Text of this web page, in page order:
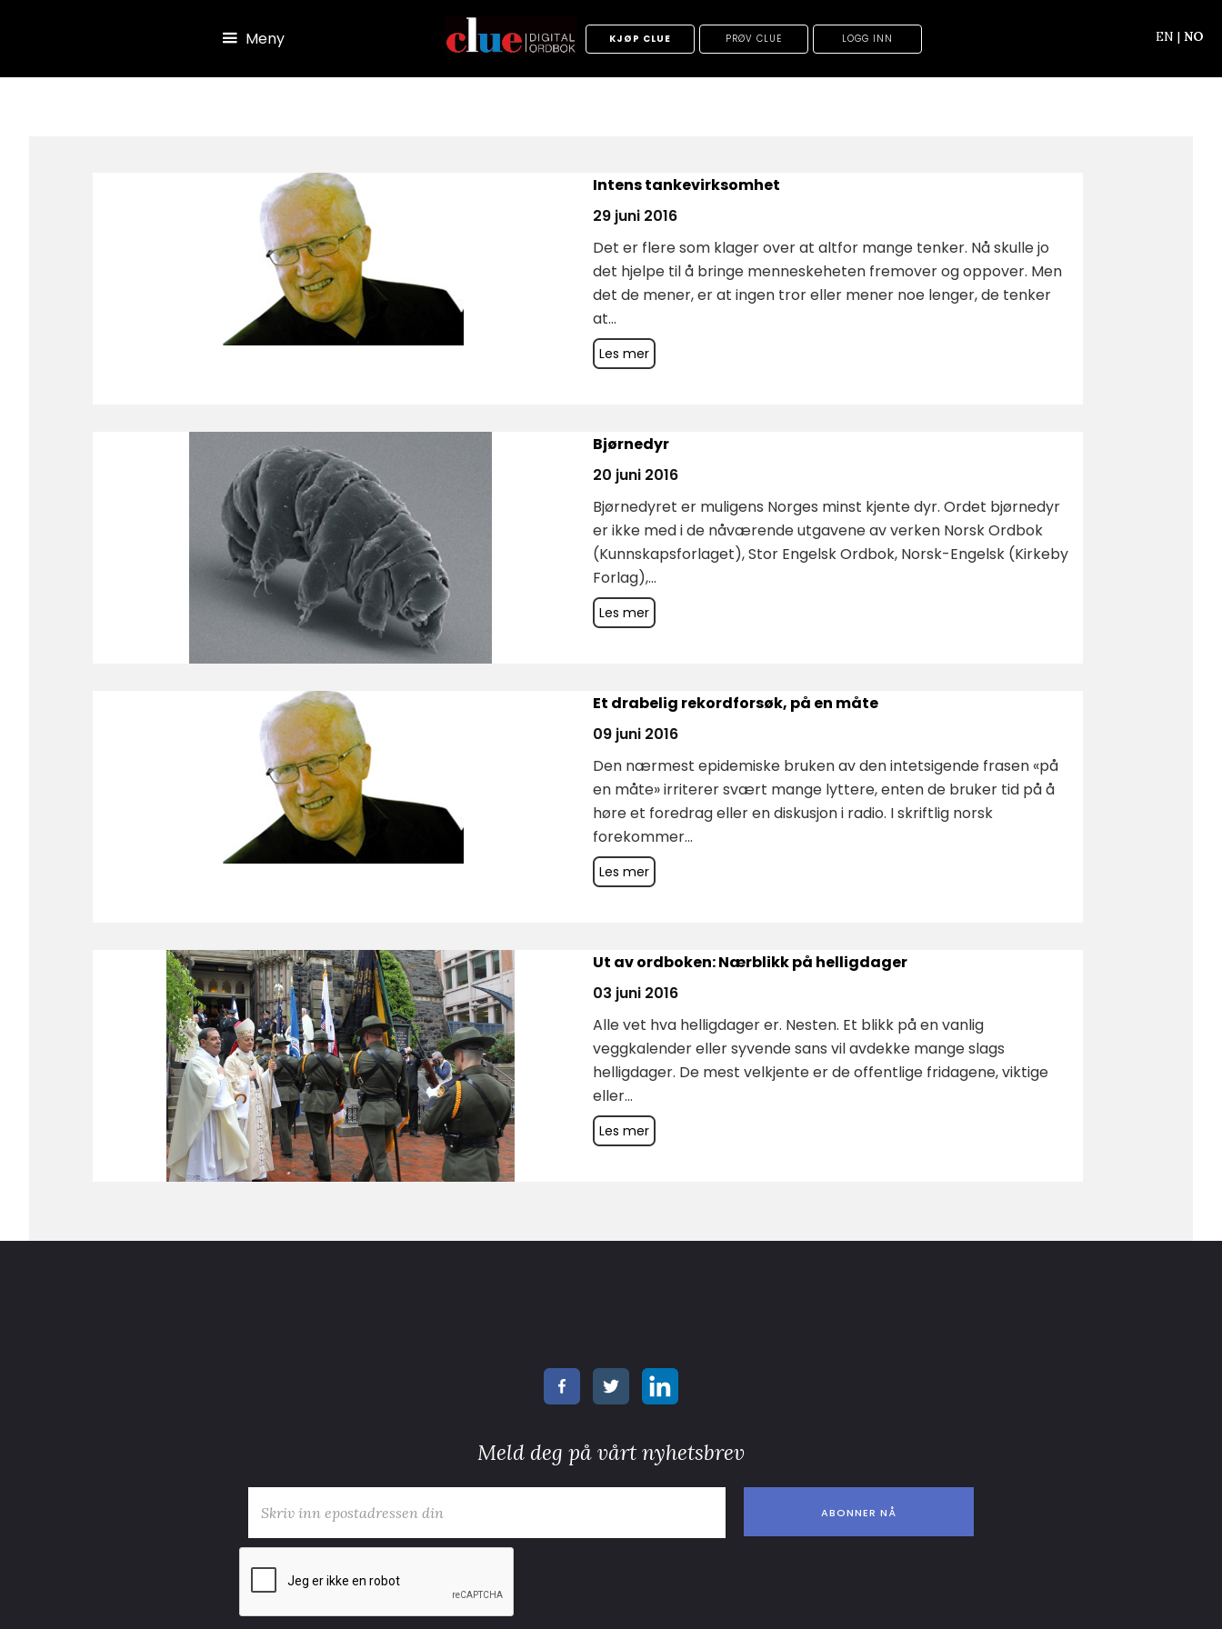
Meny KJØP CLUE PRØV CLUE LOGG INN EN | NO
Intens tankevirksomhet
29 juni 2016
Det er flere som klager over at altfor mange tenker. Nå skulle jo
det hjelpe til å bringe menneskeheten fremover og oppover. Men
det de mener, er at ingen tror eller mener noe lenger, de tenker
at...
Les mer
Bjørnedyr
20 juni 2016
Bjørnedyret er muligens Norges minst kjente dyr. Ordet bjørnedyr
er ikke med i de nåværende utgavene av verken Norsk Ordbok
(Kunnskapsforlaget), Stor Engelsk Ordbok, Norsk-Engelsk (Kirkeby
Forlag),...
Les mer
Et drabelig rekordforsøk, på en måte
09 juni 2016
Den nærmest epidemiske bruken av den intetsigende frasen «på
en måte» irriterer svært mange lyttere, enten de bruker tid på å
høre et foredrag eller en diskusjon i radio. I skriftlig norsk
forekommer...
Les mer
Ut av ordboken: Nærblikk på helligdager
03 juni 2016
Alle vet hva helligdager er. Nesten. Et blikk på en vanlig
veggkalender eller syvende sans vil avdekke mange slags
helligdager. De mest velkjente er de offentlige fridagene, viktige
eller...
Les mer
Meld deg på vårt nyhetsbrev